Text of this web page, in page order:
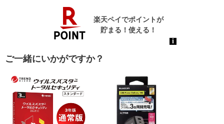
ご一緒にいかがですか？